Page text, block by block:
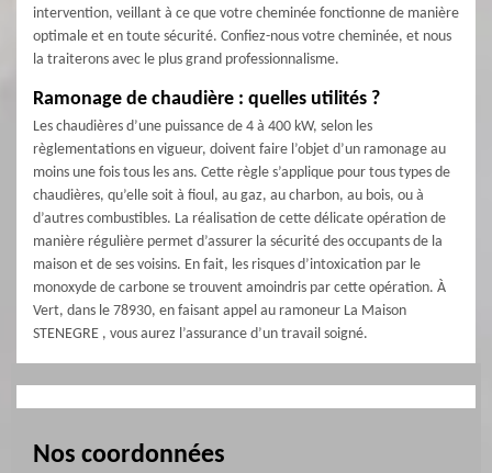
intervention, veillant à ce que votre cheminée fonctionne de manière
optimale et en toute sécurité. Confiez-nous votre cheminée, et nous
la traiterons avec le plus grand professionnalisme.
Ramonage de chaudière : quelles utilités ?
Les chaudières d’une puissance de 4 à 400 kW, selon les
règlementations en vigueur, doivent faire l’objet d’un ramonage au
moins une fois tous les ans. Cette règle s’applique pour tous types de
chaudières, qu’elle soit à fioul, au gaz, au charbon, au bois, ou à
d’autres combustibles. La réalisation de cette délicate opération de
manière régulière permet d’assurer la sécurité des occupants de la
maison et de ses voisins. En fait, les risques d’intoxication par le
monoxyde de carbone se trouvent amoindris par cette opération. À
Vert, dans le 78930, en faisant appel au ramoneur La Maison
STENEGRE , vous aurez l’assurance d’un travail soigné.
Nos coordonnées